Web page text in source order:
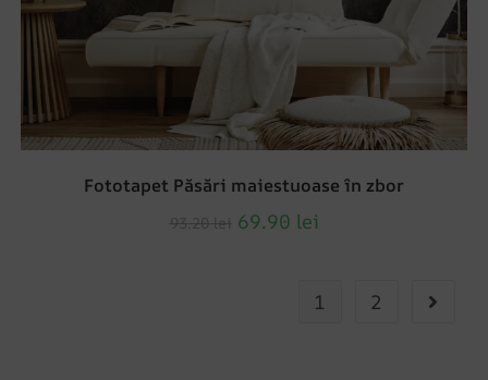
Fototapet Păsări maiestuoase în zbor
69.90 lei
1 2